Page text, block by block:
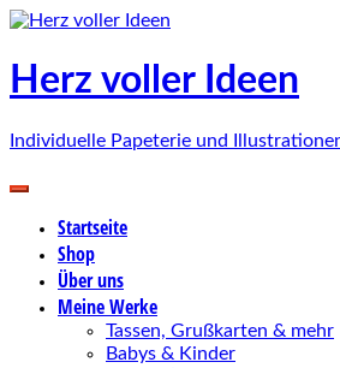
Zum
springen
Herz voller Ideen
Individuelle Papeterie und
Startseite
Shop
Über uns
Meine Werke
Tassen, Grußkarten & mehr
Babys & Kinder